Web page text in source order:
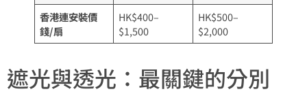
香港連安裝價
錢/扇
HK$400–
$1,500
HK$500–
$2,000
遮光與透光：最關鍵的分別